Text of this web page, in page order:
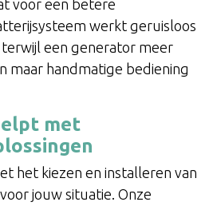
voor een betere
werkt geruisloos
een generator meer
maar handmatige bediening
met
het kiezen en installeren van
voor jouw situatie. Onze